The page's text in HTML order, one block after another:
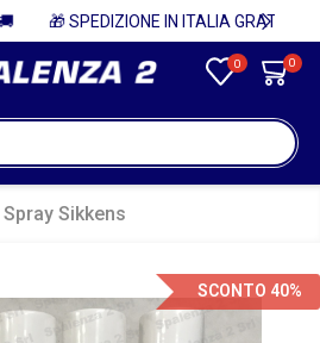
🎁 SPEDIZIONE IN ITALIA GRATUITA PER ORDINI SUPERIORI A 750€ + IVA 🎁
0 0
Spray Sikkens
SCONTO 40%